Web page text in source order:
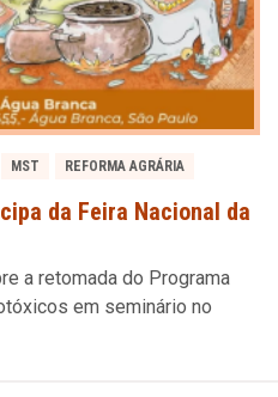
MST REFORMA AGRÁRIA
da Feira Nacional da
a retomada do Programa
em seminário no